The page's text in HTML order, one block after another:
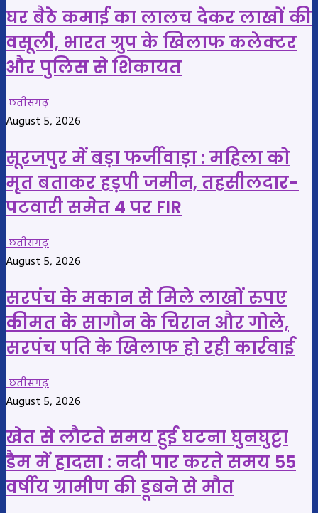
घर बैठे कमाई का लालच देकर लाखों की
वसूली, भारत ग्रुप के खिलाफ कलेक्टर
और पुलिस से शिकायत
छतीसगढ़
August 5, 2026
सूरजपुर में बड़ा फर्जीवाड़ा : महिला को
मृत बताकर हड़पी जमीन, तहसीलदार-
पटवारी समेत 4 पर FIR
छतीसगढ़
August 5, 2026
सरपंच के मकान से मिले लाखों रुपए
कीमत के सागौन के चिरान और गोले,
सरपंच पति के खिलाफ हो रही कार्रवाई
छतीसगढ़
August 5, 2026
खेत से लौटते समय हुई घटना घुनघुट्टा
डैम में हादसा : नदी पार करते समय 55
वर्षीय ग्रामीण की डूबने से मौत